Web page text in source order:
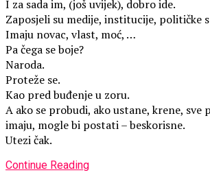
I za sada im, (još uvijek), dobro ide.
Zaposjeli su medije, institucije, političke
Imaju novac, vlast, moć, …
Pa čega se boje?
Naroda.
Proteže se.
Kao pred buđenje u zoru.
A ako se probudi, ako ustane, krene, sve
imaju, mogle bi postati – beskorisne.
Utezi čak.
Continue Reading